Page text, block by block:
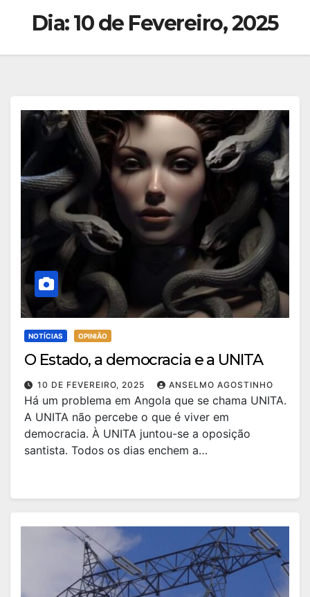
Dia:10 de Fevereiro, 2025
NOTÍCIAS OPINIÃO
O Estado, a democracia e a UNITA
10 DE FEVEREIRO, 2025 ANSELMO AGOSTINHO
Há um problema em Angola que se chama UNITA.
A UNITA não percebe o que é viver em
democracia. À UNITA juntou-se a oposição
santista. Todos os dias enchem a…